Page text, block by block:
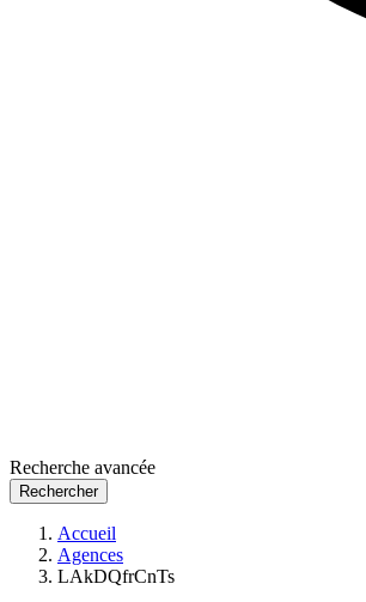
Recherche avancée
Rechercher
Accueil
Agences
LAkDQfrCnTs